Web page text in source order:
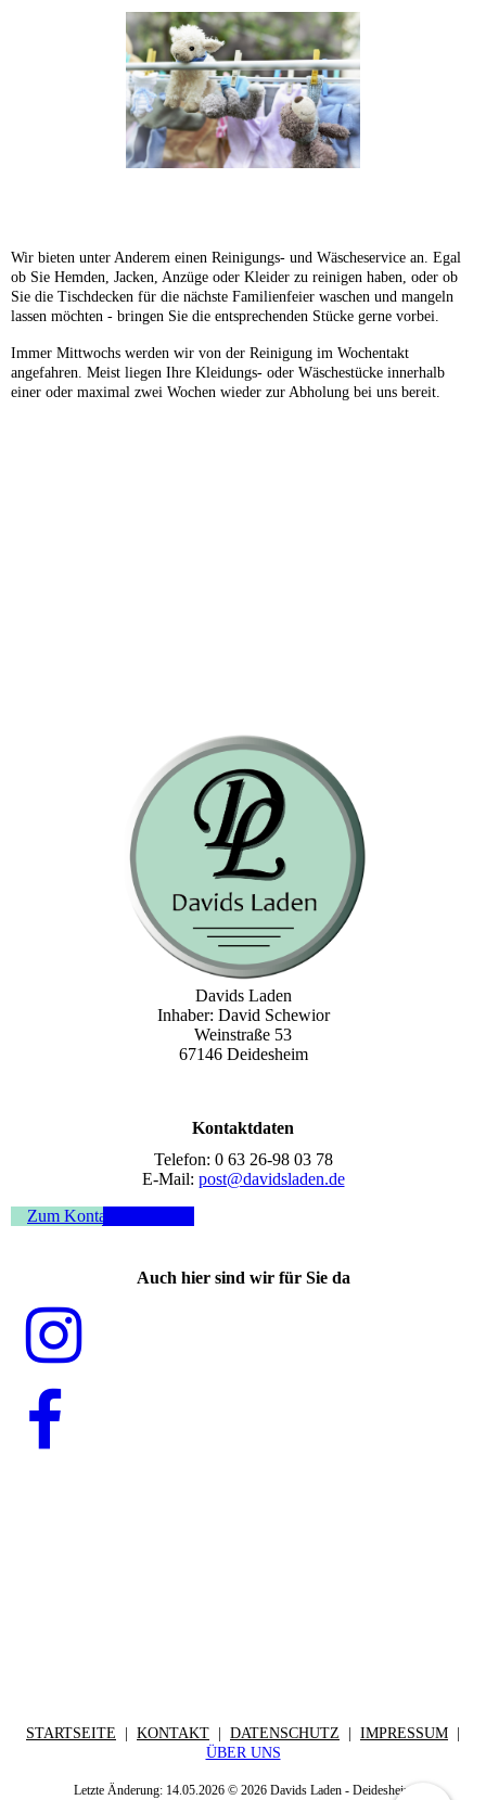
Wir bieten unter Anderem einen Reinigungs- und Wäscheservice an. Egal
ob Sie Hemden, Jacken, Anzüge oder Kleider zu reinigen haben, oder ob
Sie die Tischdecken für die nächste Familienfeier waschen und mangeln
lassen möchten - bringen Sie die entsprechenden Stücke gerne vorbei.
Immer Mittwochs werden wir von der Reinigung im Wochentakt
angefahren. Meist liegen Ihre Kleidungs- oder Wäschestücke innerhalb
einer oder maximal zwei Wochen wieder zur Abholung bei uns bereit.
Davids Laden
Inhaber: David Schewior
Weinstraße 53
67146 Deidesheim
Kontaktdaten
Telefon: 0 63 26-98 03 78
E-Mail: post@davidsladen.de
Zum Kontaktformular
Auch hier sind wir für Sie da
STARTSEITE KONTAKT DATEN­SCHUTZ IMPRESSUM
ÜBER UNS
Letzte Änderung: 14.05.2026 © 2026 Davids Laden - Deidesheim